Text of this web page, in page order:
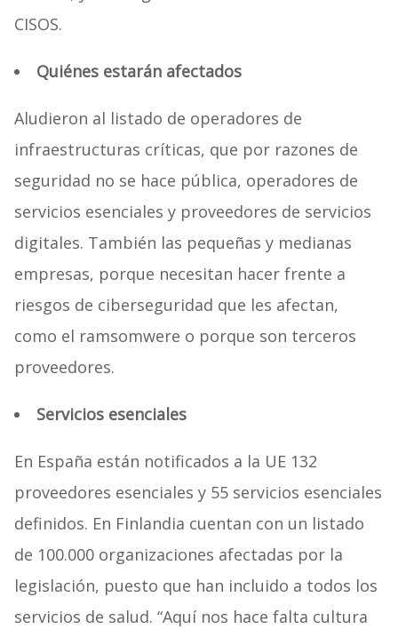
CISOS.
Quiénes estarán afectados
Aludieron al listado de operadores de
infraestructuras críticas, que por razones de
seguridad no se hace pública, operadores de
servicios esenciales y proveedores de servicios
digitales. También las pequeñas y medianas
empresas, porque necesitan hacer frente a
riesgos de ciberseguridad que les afectan,
como el ramsomwere o porque son terceros
proveedores.
Servicios esenciales
En España están notificados a la UE 132
proveedores esenciales y 55 servicios esenciales
definidos. En Finlandia cuentan con un listado
de 100.000 organizaciones afectadas por la
legislación, puesto que han incluido a todos los
servicios de salud. “Aquí nos hace falta cultura